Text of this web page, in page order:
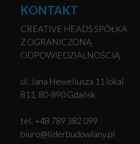
KONTAKT
CREATIVE HEADS SPÓŁKA
Z OGRANICZONĄ
ODPOWIEDZIALNOŚCIĄ
ul. Jana Heweliusza 11 lokal
811, 80-890 Gdańsk
tel. +48 789 382 099
biuro@liderbudowlany.pl